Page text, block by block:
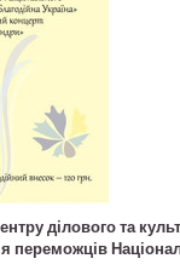
ділового та